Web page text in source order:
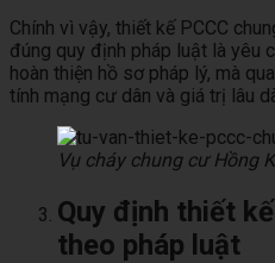
Chính vì vậy, thiết kế PCCC
đúng quy định pháp luật là yêu
hoàn thiện hồ sơ pháp lý, mà
tính mạng cư dân và giá trị lâu
Vụ cháy chung cư Hồng
Quy định thiết
theo pháp luật